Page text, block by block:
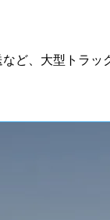
ど、大型トラ